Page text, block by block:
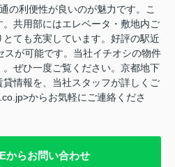
の利便性が良いのが魅力です。こ
共用部にはエレベータ・敷地内ご
ても充実しています。好評の駅近
が可能です。当社イチオシの物件
ぜひ一度ご覧ください。京都地下
情報を、当社スタッフが詳しくご
からお気軽にご連絡くださ
からお問い合わせ